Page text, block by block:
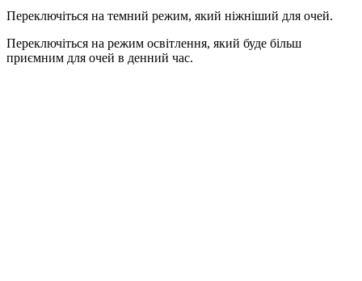
Переключіться на темний режим, який ніжніший для очей.
Переключіться на режим освітлення, який буде більш
приємним для очей в денний час.